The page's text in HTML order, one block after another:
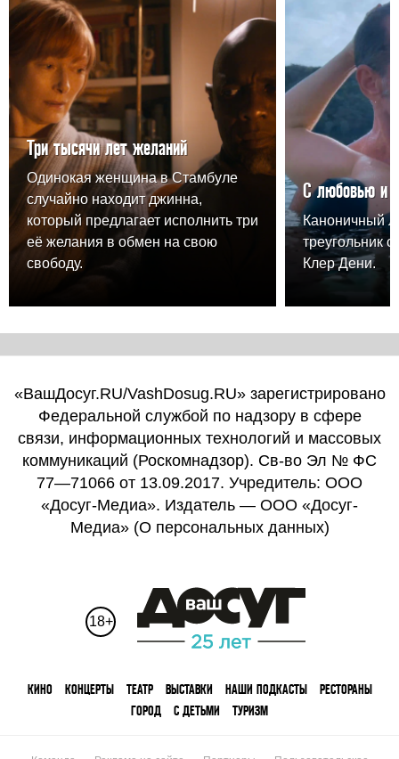
Три тысячи лет желаний
Одинокая женщина в Стамбуле
случайно находит джинна,
который предлагает исполнить три
её желания в обмен на свою
свободу.
С любовью и
Каноничный
треугольник
Клер Дени.
«ВашДосуг.RU/VashDosug.RU» зарегистрировано
Федеральной службой по надзору в сфере
связи, информационных технологий и массовых
коммуникаций (Роскомнадзор). Св-во Эл № ФС
77—71066 от 13.09.2017. Учредитель: ООО
«Досуг-Медиа». Издатель — ООО «Досуг-
Медиа» (О персональных данных)
18+
КИНО КОНЦЕРТЫ ТЕАТР ВЫСТАВКИ НАШИ ПОДКАСТЫ
РЕСТОРАНЫ
ГОРОД
С ДЕТЬМИ ТУРИЗМ